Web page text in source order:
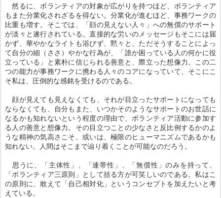
然るに、ボランティアの対象が広がりを持つほど、ボランティア
もまた分業化されざるを得ない。分業化が進むほど、事務ワークの
比重も増す。そこでは、「顔の見えない人々」への無償のサポート
が淡々と遂行されている。直接的な労いのメッセージもそこには届
かず、華やかなライトも浴びず、黙々と、ただそうすることによっ
て自分の細（ささ）やかな行為が、「誰か困っている人の何かに役
立っている」と素朴に信じられる善意と、際立った想像力。この二
つの能力が事務ワークに携わる人々のコアになっていて、そこにこ
そ私は、圧倒的な感銘を受けるのである。
顔が見えても見えなくても、それが目立ったサポートになっても
ならなくても、自分もまた、いつかそのようなサポートのお世話に
なるかも知れないという程度の理由で、ボランティア活動に参加す
る人の善意と想像力。その目立つことの少なさと反比例するかのよ
うな精神の気高さこそ、或いは、極限のヒューマニズムであるかも
知れない。人間はそこまで辿り着くことが可能なのだろう。
思うに、「主体性」、「連帯性」、「無償性」のみを持って、
「ボランティア三原則」として括る方が可笑しいのである。私はこ
の原則に、敢えて「自己相対化」というコンセプトを加えたいと考
えている。